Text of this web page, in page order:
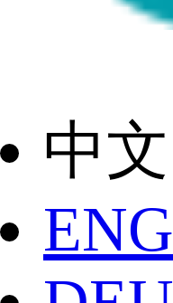
中文
ENG